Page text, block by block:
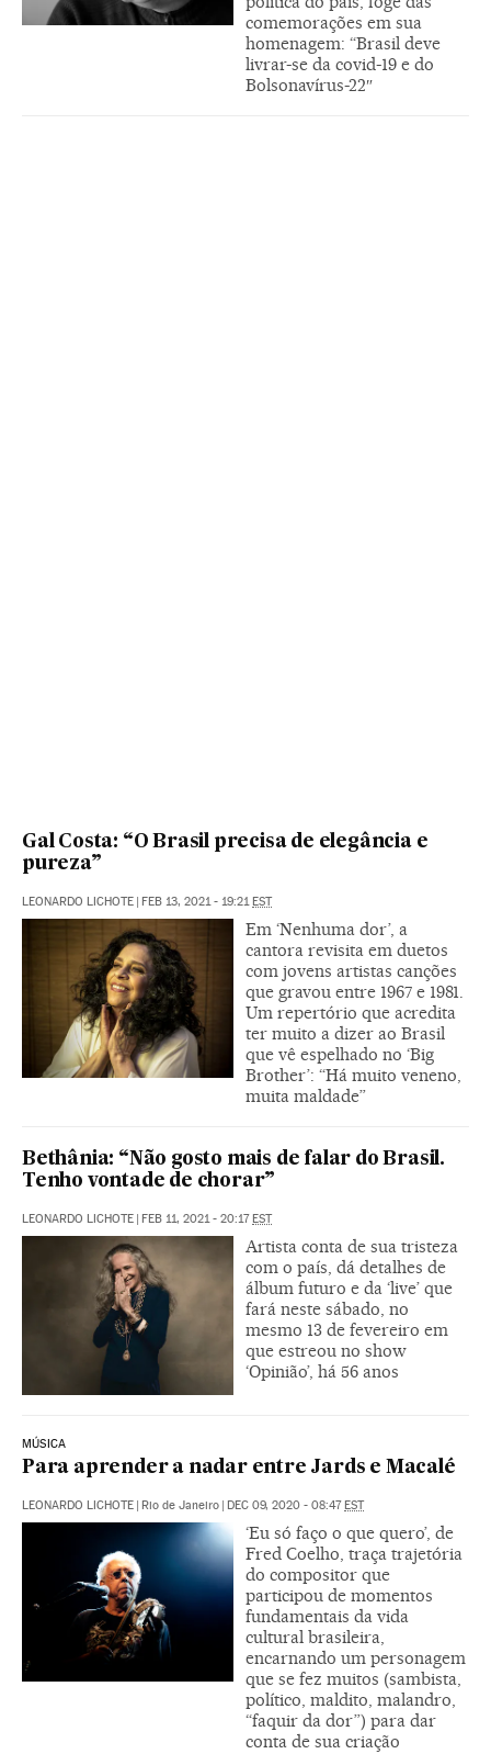
comemorações em sua
homenagem: “Brasil deve
livrar-se da covid-19 e do
Bolsonavírus-22″
Gal Costa: “O Brasil precisa de elegância e
pureza”
LEONARDO LICHOTE FEB 13, 2021 - 19:21 EST
Em ‘Nenhuma dor’, a
cantora revisita em duetos
com jovens artistas canções
que gravou entre 1967 e 1981.
Um repertório que acredita
ter muito a dizer ao Brasil
que vê espelhado no ‘Big
Brother’: “Há muito veneno,
muita maldade”
Bethânia: “Não gosto mais de falar do Brasil.
Tenho vontade de chorar”
LEONARDO LICHOTE FEB 11, 2021 - 20:17 EST
Artista conta de sua tristeza
com o país, dá detalhes de
álbum futuro e da ‘live’ que
fará neste sábado, no
mesmo 13 de fevereiro em
que estreou no show
‘Opinião’, há 56 anos
MÚSICA
Para aprender a nadar entre Jards e Macalé
LEONARDO LICHOTE | Rio de Janeiro | DEC 09, 2020 - 08:47EST
‘Eu só faço o que quero’, de
Fred Coelho, traça trajetória
do compositor que
participou de momentos
fundamentais da vida
cultural brasileira,
encarnando um personagem
que se fez muitos (sambista,
político, maldito, malandro,
“faquir da dor”) para dar
conta de sua criação